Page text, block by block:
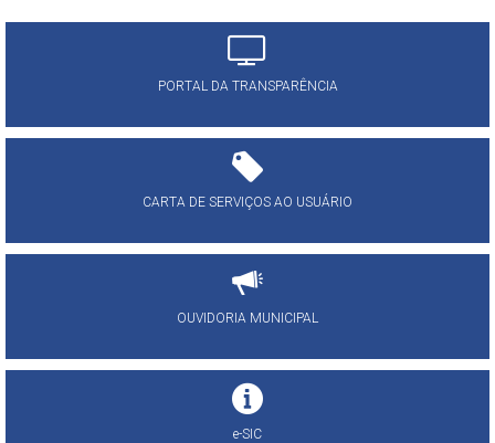
PORTAL DA TRANSPARÊNCIA
CARTA DE SERVIÇOS AO USUÁRIO
OUVIDORIA MUNICIPAL
e-SIC